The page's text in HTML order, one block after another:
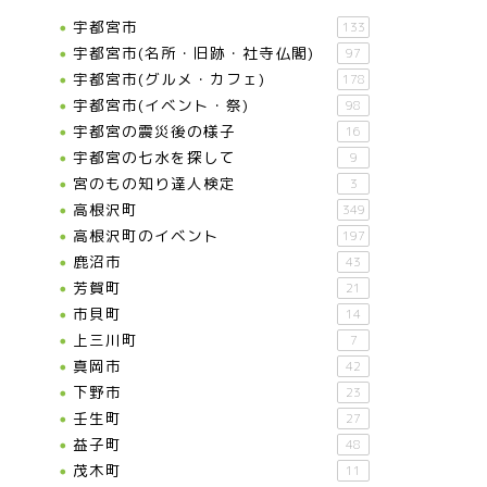
宇都宮市 133
宇都宮市(名所・旧跡・社寺仏閣) 97
宇都宮市(グルメ・カフェ) 178
宇都宮市(イベント・祭) 98
宇都宮の震災後の様子 16
宇都宮の七水を探して 9
宮のもの知り達人検定 3
高根沢町 349
高根沢町のイベント 197
鹿沼市 43
芳賀町 21
市貝町 14
上三川町 7
真岡市 42
下野市 23
壬生町 27
益子町 48
茂木町 11